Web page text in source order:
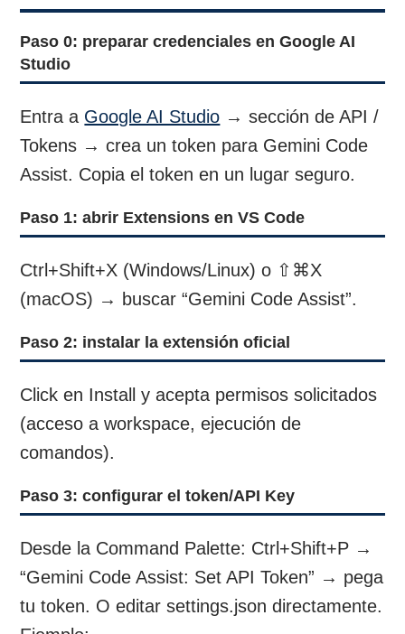
Paso 0: preparar credenciales en Google AI
Studio
Entra a Google AI Studio → sección de API /
Tokens → crea un token para Gemini Code
Assist. Copia el token en un lugar seguro.
Paso 1: abrir Extensions en VS Code
Ctrl+Shift+X (Windows/Linux) o ⇧⌘X
(macOS) → buscar “Gemini Code Assist”.
Paso 2: instalar la extensión oficial
Click en Install y acepta permisos solicitados
(acceso a workspace, ejecución de
comandos).
Paso 3: configurar el token/API Key
Desde la Command Palette: Ctrl+Shift+P →
“Gemini Code Assist: Set API Token” → pega
tu token. O editar settings.json directamente.